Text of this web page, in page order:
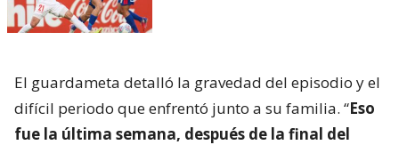
El guardameta detalló la gravedad del episodio y el
difícil periodo que enfrentó junto a su familia. “Eso
fue la última semana, después de la final del